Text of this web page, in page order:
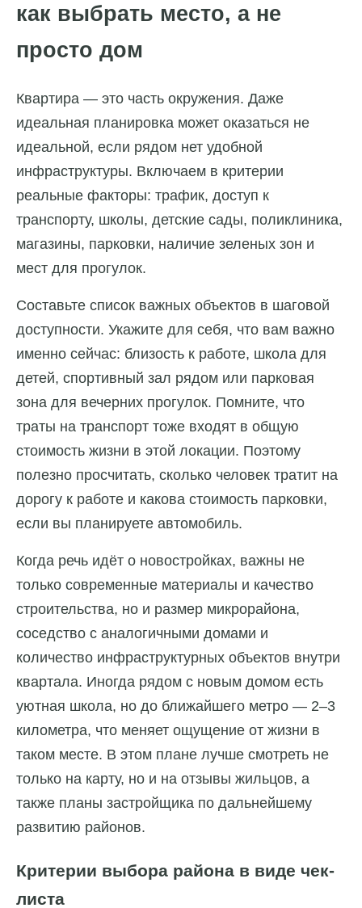
как выбрать место, а не
просто дом
Квартира — это часть окружения. Даже
идеальная планировка может оказаться не
идеальной, если рядом нет удобной
инфраструктуры. Включаем в критерии
реальные факторы: трафик, доступ к
транспорту, школы, детские сады, поликлиника,
магазины, парковки, наличие зеленых зон и
мест для прогулок.
Составьте список важных объектов в шаговой
доступности. Укажите для себя, что вам важно
именно сейчас: близость к работе, школа для
детей, спортивный зал рядом или парковая
зона для вечерних прогулок. Помните, что
траты на транспорт тоже входят в общую
стоимость жизни в этой локации. Поэтому
полезно просчитать, сколько человек тратит на
дорогу к работе и какова стоимость парковки,
если вы планируете автомобиль.
Когда речь идёт о новостройках, важны не
только современные материалы и качество
строительства, но и размер микрорайона,
соседство с аналогичными домами и
количество инфраструктурных объектов внутри
квартала. Иногда рядом с новым домом есть
уютная школа, но до ближайшего метро — 2–3
километра, что меняет ощущение от жизни в
таком месте. В этом плане лучше смотреть не
только на карту, но и на отзывы жильцов, а
также планы застройщика по дальнейшему
развитию районов.
Критерии выбора района в виде чек-
листа